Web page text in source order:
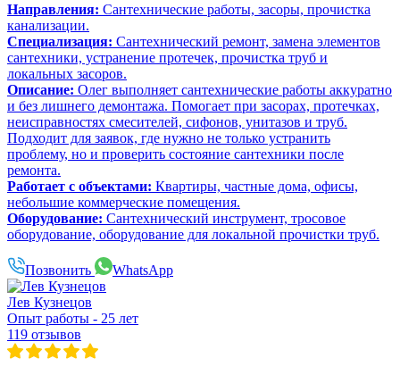
Направления: Сантехнические работы, засоры, прочистка
канализации.
Специализация: Сантехнический ремонт, замена элементов
сантехники, устранение протечек, прочистка труб и
локальных засоров.
Описание: Олег выполняет сантехнические работы аккуратно
и без лишнего демонтажа. Помогает при засорах, протечках,
неисправностях смесителей, сифонов, унитазов и труб.
Подходит для заявок, где нужно не только устранить
проблему, но и проверить состояние сантехники после
ремонта.
Работает с объектами: Квартиры, частные дома, офисы,
небольшие коммерческие помещения.
Оборудование: Сантехнический инструмент, тросовое
оборудование, оборудование для локальной прочистки труб.
Позвонить WhatsApp
Лев Кузнецов
Опыт работы - 25 лет
119 отзывов